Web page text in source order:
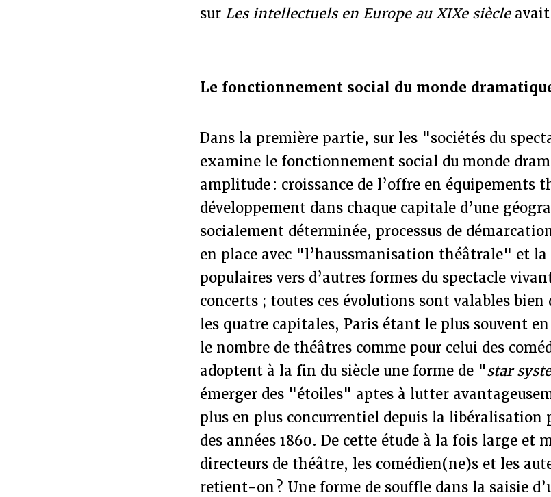
sur Les intellectuels en Europe au XIXe siècleavait
Le fonctionnement social du monde
Dans la première partie, sur les "sociétés du
examine le fonctionnement social du monde
amplitude : croissance de l’offre en équipements
développement dans chaque capitale d’une
socialement déterminée, processus de
en place avec "l’haussmanisation théâtrale" et
populaires vers d’autres formes du spectacle
concerts ; toutes ces évolutions sont valables
les quatre capitales, Paris étant le plus souvent
le nombre de théâtres comme pour celui des
adoptent à la fin du siècle une forme de "star
émerger des "étoiles" aptes à lutter
plus en plus concurrentiel depuis la libéralisation
des années 1860. De cette étude à la fois large et
directeurs de théâtre, les comédien(ne)s et les
retient-on ? Une forme de souffle dans la saisie